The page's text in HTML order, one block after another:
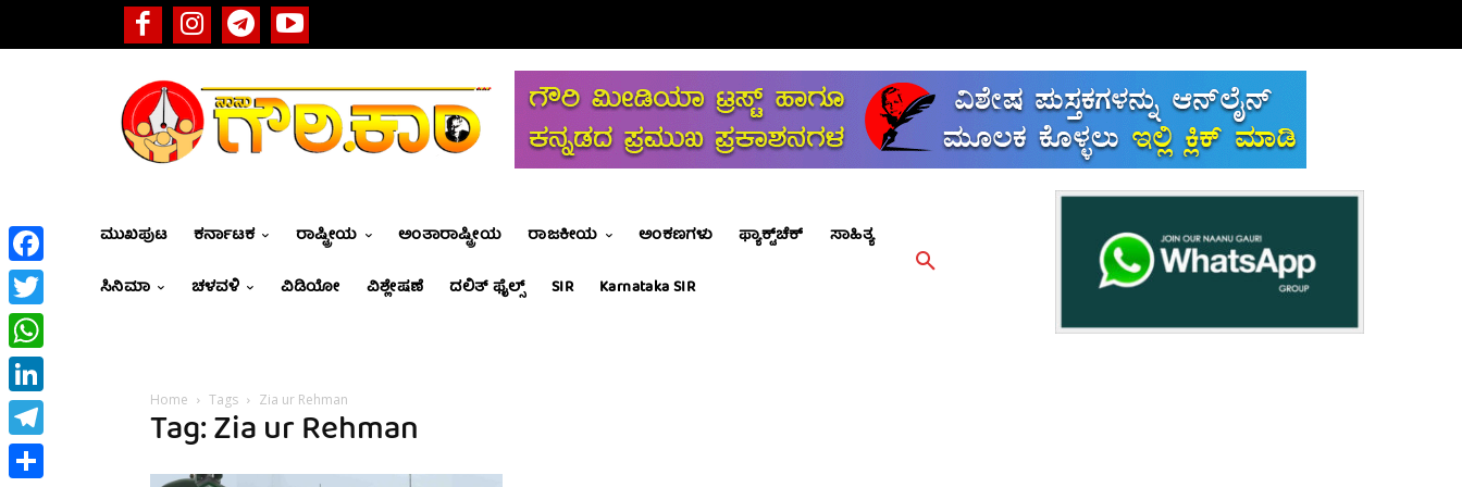
ಮುಖಪುಟ ಕರ್ನಾಟಕ ರಾಷ್ಟ್ರೀಯ ಅಂತಾರಾಷ್ಟ್ರೀಯ ರಾಜಕೀಯ ಅಂಕಣಗಳು ಫ್ಯಾಕ್ಟ್‌ಚೆಕ್
ಸಾಹಿತ್ಯ
ಸಿನಿಮಾ
ಚಳವಳಿ ವಿಡಿಯೋ ವಿಶ್ಲೇಷಣೆ ದಲಿತ್ ಫೈಲ್ಸ್ SIR Karnataka SIR
Home Tags Zia ur Rehman
Tag: Zia ur Rehman
Facebook
Twitter
WhatsApp
LinkedIn
Telegram